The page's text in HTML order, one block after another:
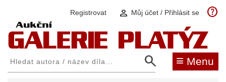
Registrovat person Můj účet / Přihlásit se help
search ≡ Menu